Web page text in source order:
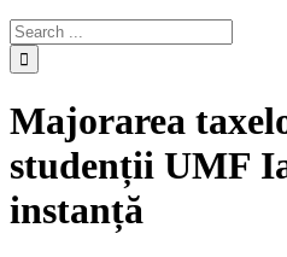
Majorarea
studenții UMF
instanță